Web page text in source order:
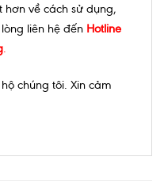
hơn về cách sử dụng,
liên hệ đến Hotline
.
chúng tôi. Xin cảm